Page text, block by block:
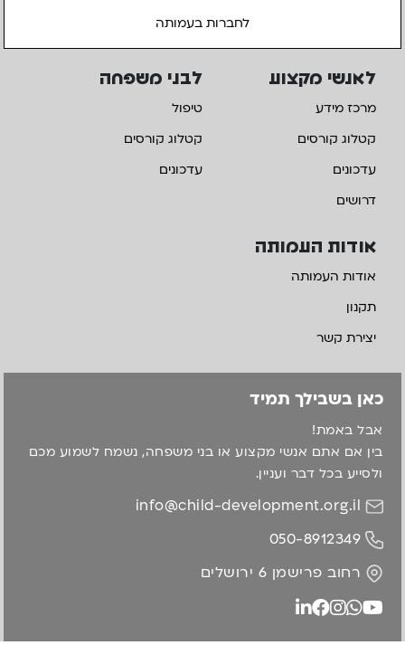
לחברות בעמותה
אודות העמותה
אודות העמותה
תקנון
יצירת קשר
לאנשי מקצוע
מרכז מידע
קטלוג קורסים
עדכונים
דרושים
לבני משפחה
טיפול
קטלוג קורסים
עדכונים
כאן בשבילך תמיד
אבל באמת!
בין אם אתם אנשי מקצוע או בני משפחה, נשמח לשמוע מכם
ולסייע בכל דבר ועניין.
info@child-development.org.il
050-8912349
רחוב פרישמן 6 ירושלים